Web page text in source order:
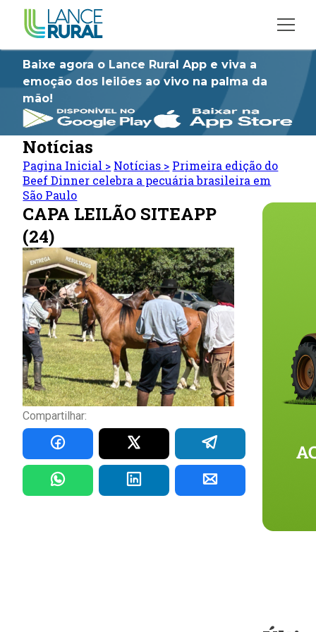
Baixe agora o Lance Rural App e viva a
emoção dos leilões ao vivo na palma da
mão!
Notícias
Pagina Inicial > Notícias > Primeira edição do
Beef Dinner celebra a pecuária brasileira em
São Paulo
CAPA LEILÃO SITEAPP
(24)
Compartilhar: